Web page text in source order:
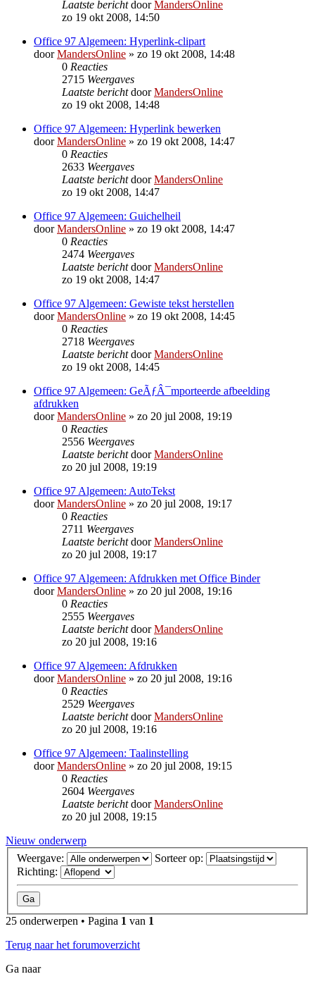
Laatste berichtdoorMandersOnline
zo 19 okt 2008, 14:50
Office 97 Algemeen: Hyperlink-clipart
doorMandersOnline » zo 19 okt 2008, 14:48
0 Reacties
2715 Weergaves
Laatste berichtdoorMandersOnline
zo 19 okt 2008, 14:48
Office 97 Algemeen: Hyperlink bewerken
doorMandersOnline » zo 19 okt 2008, 14:47
0 Reacties
2633 Weergaves
Laatste berichtdoorMandersOnline
zo 19 okt 2008, 14:47
Office 97 Algemeen: Guichelheil
doorMandersOnline » zo 19 okt 2008, 14:47
0 Reacties
2474 Weergaves
Laatste berichtdoorMandersOnline
zo 19 okt 2008, 14:47
Office 97 Algemeen: Gewiste tekst herstellen
doorMandersOnline » zo 19 okt 2008, 14:45
0 Reacties
2718 Weergaves
Laatste berichtdoorMandersOnline
zo 19 okt 2008, 14:45
Office 97 Algemeen: GeÃƒÂ¯mporteerde afbeelding
afdrukken
doorMandersOnline » zo 20 jul 2008, 19:19
0 Reacties
2556 Weergaves
Laatste berichtdoorMandersOnline
zo 20 jul 2008, 19:19
Office 97 Algemeen: AutoTekst
doorMandersOnline » zo 20 jul 2008, 19:17
0 Reacties
2711 Weergaves
Laatste berichtdoorMandersOnline
zo 20 jul 2008, 19:17
Office 97 Algemeen: Afdrukken met Office Binder
doorMandersOnline » zo 20 jul 2008, 19:16
0 Reacties
2555 Weergaves
Laatste berichtdoorMandersOnline
zo 20 jul 2008, 19:16
Office 97 Algemeen: Afdrukken
doorMandersOnline » zo 20 jul 2008, 19:16
0 Reacties
2529 Weergaves
Laatste berichtdoorMandersOnline
zo 20 jul 2008, 19:16
Office 97 Algemeen: Taalinstelling
doorMandersOnline » zo 20 jul 2008, 19:15
0 Reacties
2604 Weergaves
Laatste berichtdoorMandersOnline
zo 20 jul 2008, 19:15
Nieuw onderwerp
Weergave:
Sorteer op:
Richting:
25 onderwerpen • Pagina 1 van 1
Terug naar het forumoverzicht
Ga naar